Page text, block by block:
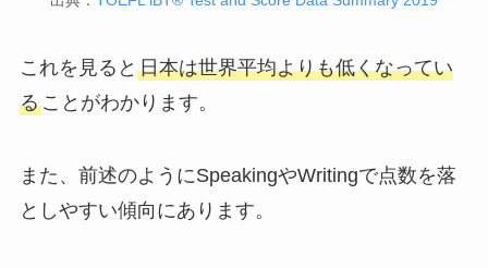
これを見ると 日本は世界平均よりも低くなってい
ることがわかります。
また、前述のようにSpeakingやWritingで点数を落
としやすい傾向にあります。